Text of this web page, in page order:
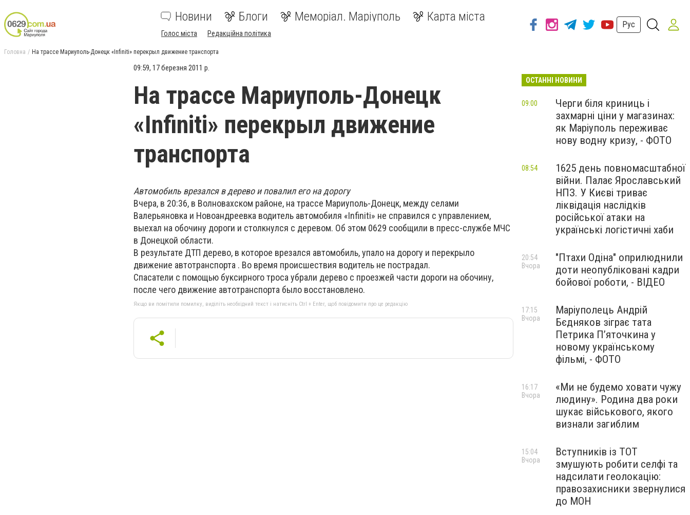
Новини Блоги Меморіал. Маріуполь Карта міста
Голос міста Редакційна політика
Рус
Головна На трассе Мариуполь-Донецк «Infiniti» перекрыл движение транспорта
09:59, 17 березня 2011 р.
На трассе Мариуполь-Донецк
«Infiniti» перекрыл движение
транспорта
Автомобиль врезался в дерево и повалил его на дорогу
Вчера, в 20:36, в Волновахском районе, на трассе Мариуполь-Донецк, между селами
Валерьяновка и Новоандреевка водитель автомобиля «Infiniti» не справился с управлением,
выехал на обочину дороги и столкнулся с деревом. Об этом 0629 сообщили в пресс-службе МЧС
в Донецкой области.
В результате ДТП дерево, в которое врезался автомобиль, упало на дорогу и перекрыло
движение автотранспорта . Во время происшествия водитель не пострадал.
Спасатели с помощью буксирного троса убрали дерево с проезжей части дороги на обочину,
после чего движение автотранспорта было восстановлено.
Якщо ви помітили помилку, виділіть необхідний текст і натисніть Ctrl + Enter, щоб повідомити про це редакцію
ОСТАННІ НОВИНИ
Черги біля криниць і
захмарні ціни у магазинах:
як Маріуполь переживає
нову водну кризу, - ФОТО
09:00
1625 день повномасштабної
війни. Палає Ярославський
НПЗ. У Києві триває
ліквідація наслідків
російської атаки на
українські логістичні хаби
08:54
"Птахи Одіна" оприлюднили
доти неопубліковані кадри
бойової роботи, - ВІДЕО
20:54
Вчора
Маріуполець Андрій
Бєдняков зіграє тата
Петрика П’яточкина у
новому українському
фільмі, - ФОТО
17:15
Вчора
«Ми не будемо ховати чужу
людину». Родина два роки
шукає військового, якого
визнали загиблим
16:17
Вчора
Вступників із ТОТ
змушують робити селфі та
надсилати геолокацію:
правозахисники звернулися
до МОН
15:04
Вчора